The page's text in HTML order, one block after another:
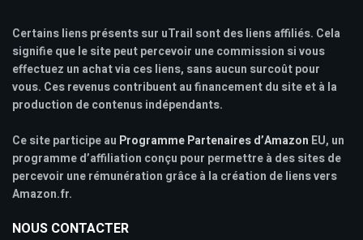
Certains liens présents sur uTrail sont des liens affiliés. Cela
signifie que le site peut percevoir une commission si vous
effectuez un achat via ces liens, sans aucun surcoût pour
vous. Ces revenus contribuent au financement du site et à la
production de contenus indépendants.
Ce site participe au Programme Partenaires d’Amazon EU, un
programme d’affiliation conçu pour permettre à des sites de
percevoir une rémunération grâce à la création de liens vers
Amazon.fr.
NOUS CONTACTER